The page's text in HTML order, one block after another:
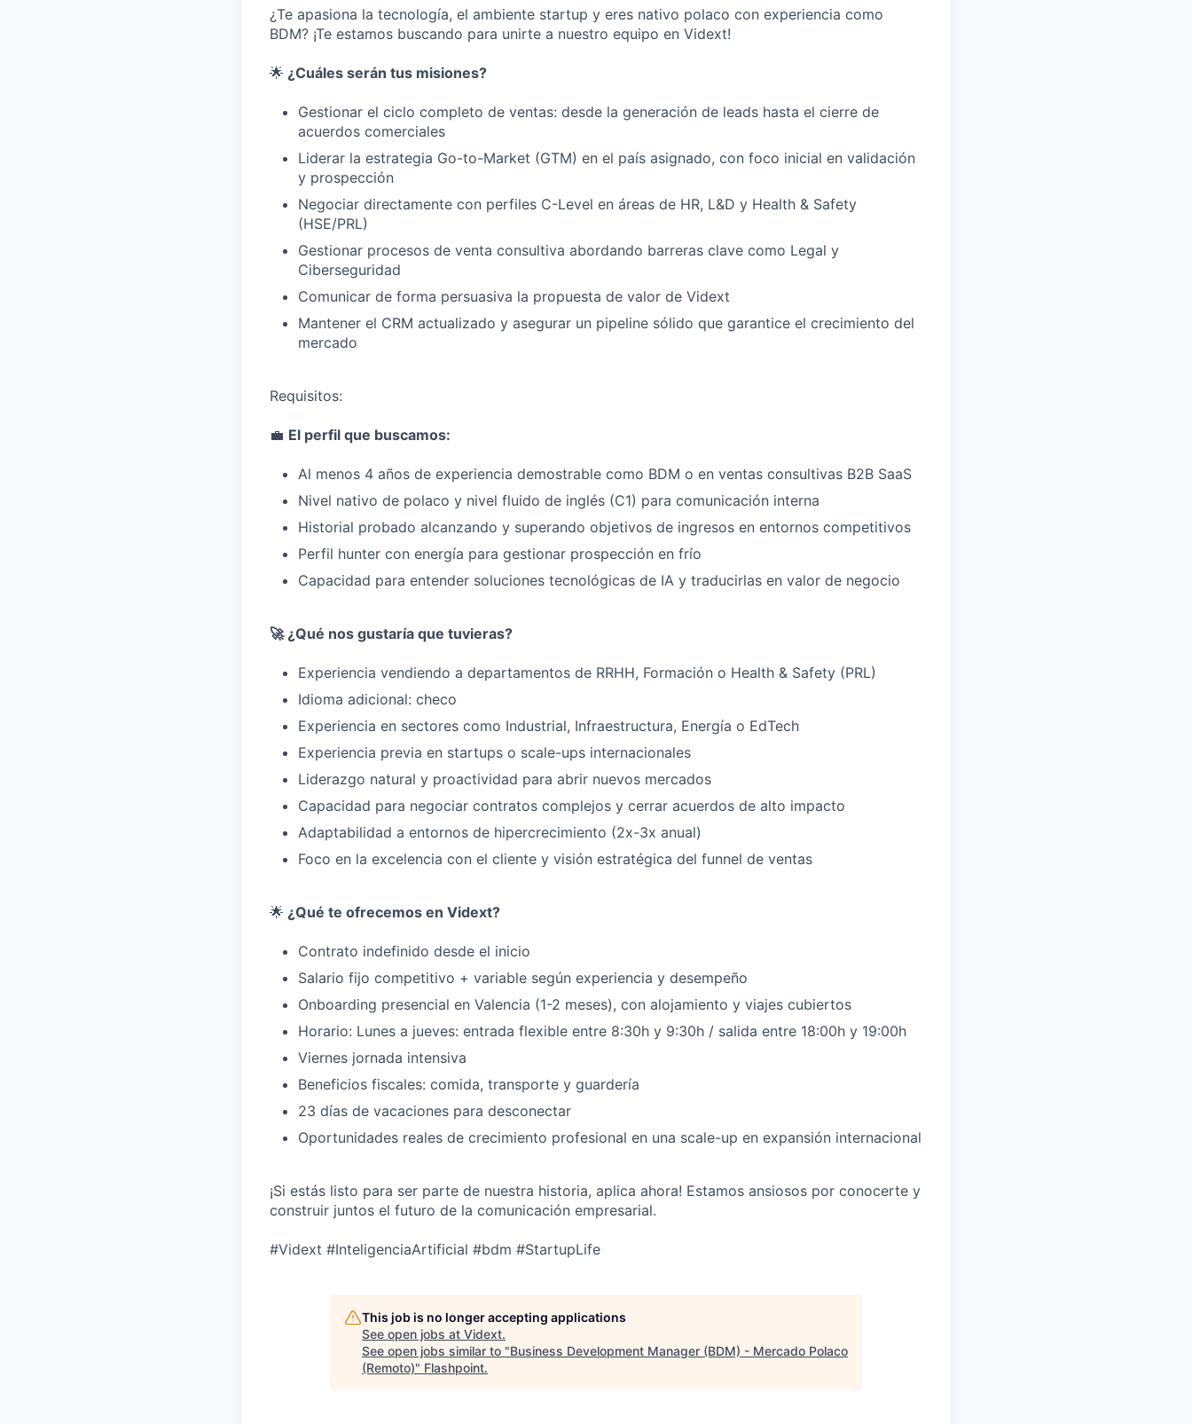
¿Te apasiona la tecnología, el ambiente startup y eres nativo polaco con experiencia como
BDM? ¡Te estamos buscando para unirte a nuestro equipo en Vidext!
🌟 ¿Cuáles serán tus misiones?
Gestionar el ciclo completo de ventas: desde la generación de leads hasta el cierre de
acuerdos comerciales
Liderar la estrategia Go-to-Market (GTM) en el país asignado, con foco inicial en validación
y prospección
Negociar directamente con perfiles C-Level en áreas de HR, L&D y Health & Safety
(HSE/PRL)
Gestionar procesos de venta consultiva abordando barreras clave como Legal y
Ciberseguridad
Comunicar de forma persuasiva la propuesta de valor de Vidext
Mantener el CRM actualizado y asegurar un pipeline sólido que garantice el crecimiento del
mercado
Requisitos:
💼 El perfil que buscamos:
Al menos 4 años de experiencia demostrable como BDM o en ventas consultivas B2B SaaS
Nivel nativo de polaco y nivel fluido de inglés (C1) para comunicación interna
Historial probado alcanzando y superando objetivos de ingresos en entornos competitivos
Perfil hunter con energía para gestionar prospección en frío
Capacidad para entender soluciones tecnológicas de IA y traducirlas en valor de negocio
🚀 ¿Qué nos gustaría que tuvieras?
Experiencia vendiendo a departamentos de RRHH, Formación o Health & Safety (PRL)
Idioma adicional: checo
Experiencia en sectores como Industrial, Infraestructura, Energía o EdTech
Experiencia previa en startups o scale-ups internacionales
Liderazgo natural y proactividad para abrir nuevos mercados
Capacidad para negociar contratos complejos y cerrar acuerdos de alto impacto
Adaptabilidad a entornos de hipercrecimiento (2x-3x anual)
Foco en la excelencia con el cliente y visión estratégica del funnel de ventas
🌟 ¿Qué te ofrecemos en Vidext?
Contrato indefinido desde el inicio
Salario fijo competitivo + variable según experiencia y desempeño
Onboarding presencial en Valencia (1-2 meses), con alojamiento y viajes cubiertos
Horario: Lunes a jueves: entrada flexible entre 8:30h y 9:30h / salida entre 18:00h y 19:00h
Viernes jornada intensiva
Beneficios fiscales: comida, transporte y guardería
23 días de vacaciones para desconectar
Oportunidades reales de crecimiento profesional en una scale-up en expansión internacional
¡Si estás listo para ser parte de nuestra historia, aplica ahora! Estamos ansiosos por conocerte y
construir juntos el futuro de la comunicación empresarial.
#Vidext #InteligenciaArtificial #bdm #StartupLife
This job is no longer accepting applications
See open jobs at Vidext.
See open jobs similar to "Business Development Manager (BDM) - Mercado Polaco
(Remoto)" Flashpoint.